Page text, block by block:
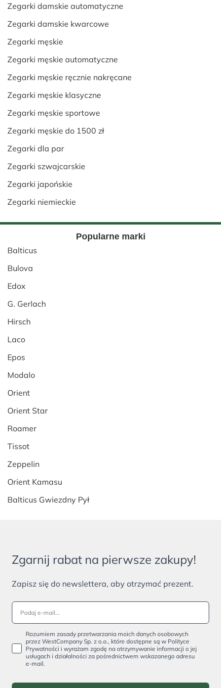
Zegarki damskie automatyczne
Zegarki damskie kwarcowe
Zegarki męskie
Zegarki męskie automatyczne
Zegarki męskie ręcznie nakręcane
Zegarki męskie klasyczne
Zegarki męskie sportowe
Zegarki męskie do 1500 zł
Zegarki dla par
Zegarki szwajcarskie
Zegarki japońskie
Zegarki niemieckie
Popularne marki
Balticus
Bulova
Edox
G. Gerlach
Hirsch
Laco
Epos
Modalo
Orient
Orient Star
Roamer
Tissot
Zeppelin
Orient Kamasu
Balticus Gwiezdny Pył
Zgarnij rabat na pierwsze zakupy!
Zapisz się do newslettera, aby otrzymać prezent.
Rozumiem zasady przetwarzania moich danych osobowych
przez WestCompany Sp. z o.o., które dostępne są w Polityce
Prywatności i wyrażam zgodę na otrzymywanie informacji o jej
usługach i działalności za pośrednictwem wskazanego adresu
e-mail.